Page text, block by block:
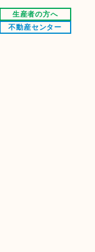
生産者の方へ
不動産センター